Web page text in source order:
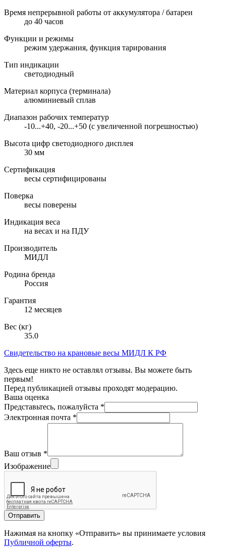
Время непрерывной работы от аккумулятора / батареи
до 40 часов
Функции и режимы
режим удержания, функция тарирования
Тип индикации
светодиодный
Материал корпуса (терминала)
алюминиевый сплав
Диапазон рабочих температур
-10...+40, -20...+50 (с увеличенной погрешностью)
Высота цифр светодиодного дисплея
30 мм
Сертификация
весы сертифицированы
Поверка
весы поверены
Индикация веса
на весах и на ПДУ
Производитель
МИДЛ
Родина бренда
Россия
Гарантия
12 месяцев
Вес (кг)
35.0
Свидетельство на крановые весы МИДЛ К РФ
Здесь еще никто не оставлял отзывы. Вы можете быть
первым!
Перед публикацией отзывы проходят модерацию.
Ваша оценка
Представьтесь, пожалуйста *
Электронная почта *
Ваш отзыв *
Изображение
Отправить
Нажимая на кнопку «Отправить» вы принимаете условия
Публичной оферты.